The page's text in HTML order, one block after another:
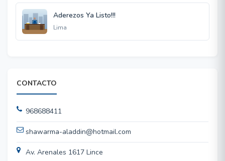
Aderezos Ya Listo!!!
Lima
CONTACTO
968688411
shawarma-aladdin@hotmail.com
Av. Arenales 1617 Lince